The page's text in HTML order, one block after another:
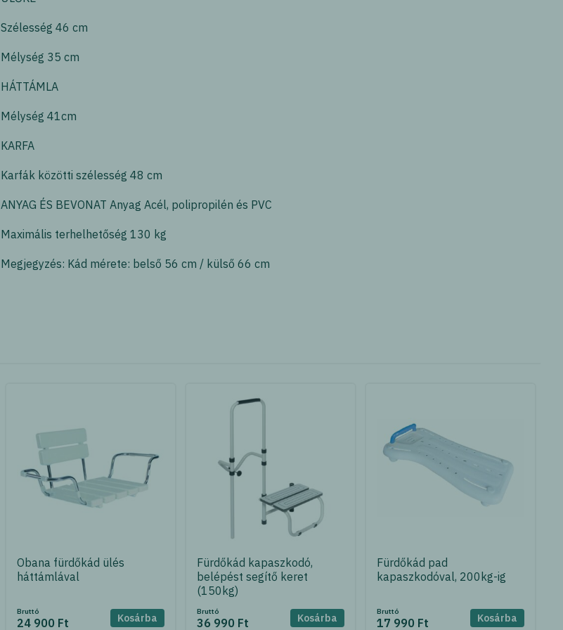
Szélesség 46 cm
Mélység 35 cm
HÁTTÁMLA
Mélység 41cm
KARFA
Karfák közötti szélesség 48 cm
ANYAG ÉS BEVONAT Anyag Acél, polipropilén és PVC
Maximális terhelhetőség 130 kg
Megjegyzés: Kád mérete: belső 56 cm / külső 66 cm
Obana fürdőkád ülés
háttámlával
Bruttó
24 900 Ft Kosárba
Fürdőkád kapaszkodó,
belépést segítő keret
(150kg)
Bruttó
36 990 Ft Kosárba
Fürdőkád pad
kapaszkodóval, 200kg-ig
Bruttó
17 990 Ft Kosárba